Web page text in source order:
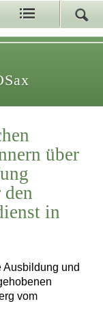
über
in
Ausbildung und
vom